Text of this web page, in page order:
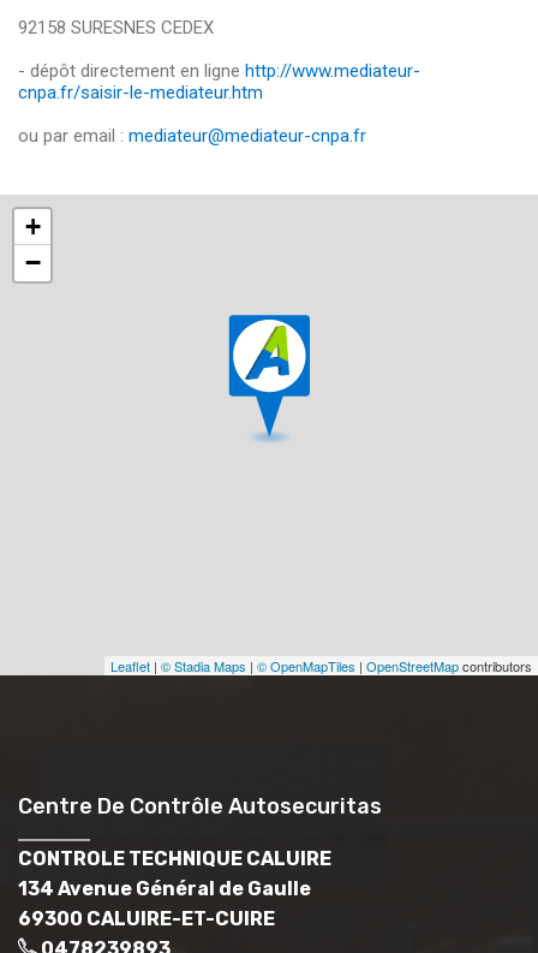
92158 SURESNES CEDEX
- dépôt directement en ligne http://www.mediateur-
cnpa.fr/saisir-le-mediateur.htm
ou par email : mediateur@mediateur-cnpa.fr
+
−
Leaflet | © Stadia Maps | © OpenMapTiles | OpenStreetMapcontributors
Centre De Contrôle Autosecuritas
CONTROLE TECHNIQUE CALUIRE
134 Avenue Général de Gaulle
69300 CALUIRE-ET-CUIRE